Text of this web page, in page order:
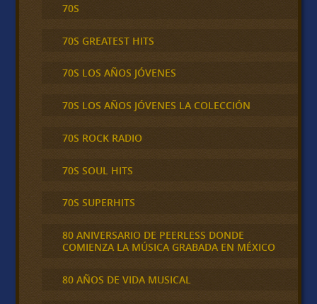
70S
70S GREATEST HITS
70S LOS AÑOS JÓVENES
70S LOS AÑOS JÓVENES LA COLECCIÓN
70S ROCK RADIO
70S SOUL HITS
70S SUPERHITS
80 ANIVERSARIO DE PEERLESS DONDE
COMIENZA LA MÚSICA GRABADA EN MÉXICO
80 AÑOS DE VIDA MUSICAL